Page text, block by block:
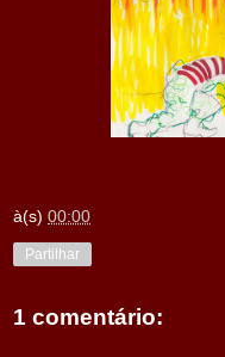
à(s) 00:00
Partilhar
1 comentário: